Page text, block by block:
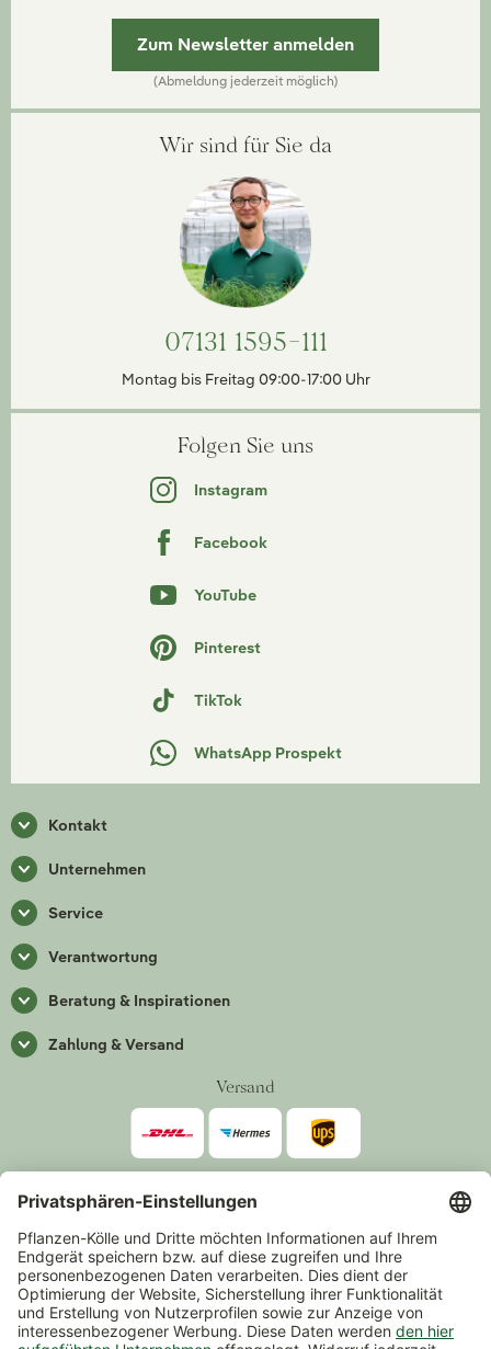
Zum Newsletter anmelden
(Abmeldung jederzeit möglich)
Wir sind für Sie da
07131 1595-111
Montag bis Freitag 09:00-17:00 Uhr
Folgen Sie uns
Instagram
Facebook
YouTube
Pinterest
TikTok
WhatsApp Prospekt
Kontakt
Unternehmen
Service
Verantwortung
Beratung & Inspirationen
Zahlung & Versand
Versand
*Alle Preise inkl. gesetzlicher Mehrwertsteuer zzgl.Versand
Mindestbestellwert 14,90 €, ausgenommen sind Gutscheine und